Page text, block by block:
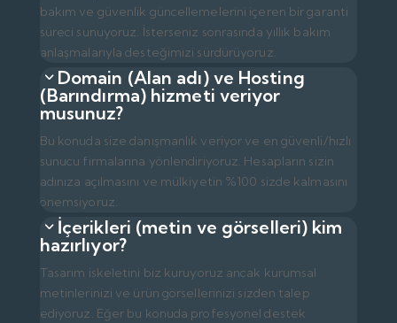
bakım ve güvenlik güncellemelerini içeren bir garanti
süreci sunuyoruz. İsterseniz sonrasında yıllık bakım
anlaşmalarıyla desteğimizi sürdürüyoruz.
Domain (Alan adı) ve Hosting
(Barındırma) hizmeti veriyor
musunuz?
Bu konuda size danışmanlık veriyor ve en güvenli/hızlı
sunucu firmalarına yönlendiriyoruz. Hesapların sizin
adınıza açılmasını ve mülkiyetin %100 sizde kalmasını
önemsiyoruz.
İçerikleri (metin ve görselleri) kim
hazırlıyor?
Tasarım iskeletini biz kuruyoruz ancak kurumsal
metinlerinizi ve ürün görsellerinizi sizden talep
ediyoruz. Eğer bu konuda profesyonel destek